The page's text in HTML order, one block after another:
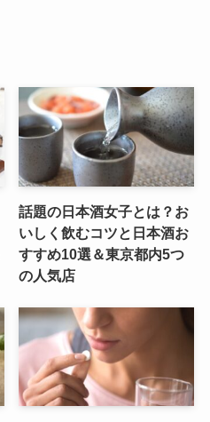
話題の日本酒女子とは？お
いしく飲むコツと日本酒お
すすめ10選＆東京都内5つ
の人気店